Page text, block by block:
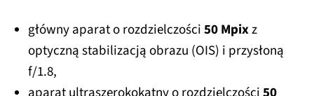
główny aparat o rozdzielczości50 Mpixz
optyczną stabilizacją obrazu (OIS) i przysłoną
f/1.8,